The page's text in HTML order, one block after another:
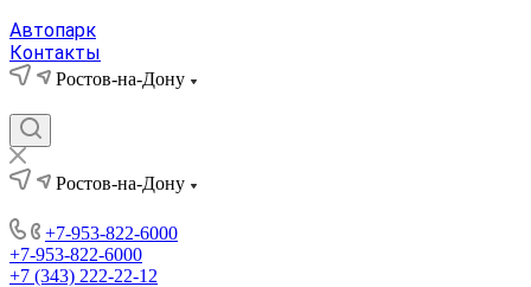
Автопарк
Контакты
Ростов-на-Дону
Ростов-на-Дону
+7-953-822-6000
+7-953-822-6000
+7 (343) 222-22-12